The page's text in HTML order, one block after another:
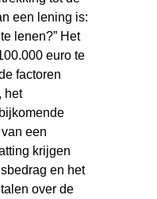
een lening is:
lenen?” Het
euro te
factoren
het
een
krijgen
en het
over de